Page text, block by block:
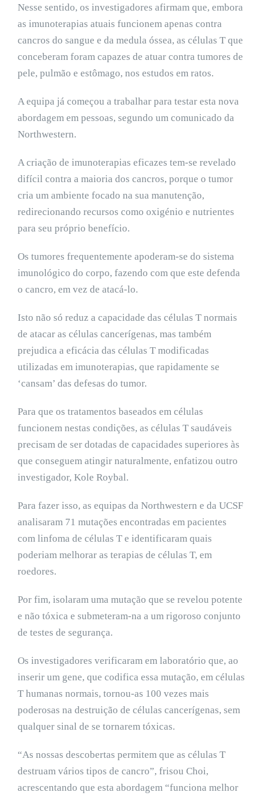
Nesse sentido, os investigadores afirmam que, embora
as imunoterapias atuais funcionem apenas contra
cancros do sangue e da medula óssea, as células T que
conceberam foram capazes de atuar contra tumores de
pele, pulmão e estômago, nos estudos em ratos.
A equipa já começou a trabalhar para testar esta nova
abordagem em pessoas, segundo um comunicado da
Northwestern.
A criação de imunoterapias eficazes tem-se revelado
difícil contra a maioria dos cancros, porque o tumor
cria um ambiente focado na sua manutenção,
redirecionando recursos como oxigénio e nutrientes
para seu próprio benefício.
Os tumores frequentemente apoderam-se do sistema
imunológico do corpo, fazendo com que este defenda
o cancro, em vez de atacá-lo.
Isto não só reduz a capacidade das células T normais
de atacar as células cancerígenas, mas também
prejudica a eficácia das células T modificadas
utilizadas em imunoterapias, que rapidamente se
‘cansam’ das defesas do tumor.
Para que os tratamentos baseados em células
funcionem nestas condições, as células T saudáveis
precisam de ser dotadas de capacidades superiores às
que conseguem atingir naturalmente, enfatizou outro
investigador, Kole Roybal.
Para fazer isso, as equipas da Northwestern e da UCSF
analisaram 71 mutações encontradas em pacientes
com linfoma de células T e identificaram quais
poderiam melhorar as terapias de células T, em
roedores.
Por fim, isolaram uma mutação que se revelou potente
e não tóxica e submeteram-na a um rigoroso conjunto
de testes de segurança.
Os investigadores verificaram em laboratório que, ao
inserir um gene, que codifica essa mutação, em células
T humanas normais, tornou-as 100 vezes mais
poderosas na destruição de células cancerígenas, sem
qualquer sinal de se tornarem tóxicas.
“As nossas descobertas permitem que as células T
destruam vários tipos de cancro”, frisou Choi,
acrescentando que esta abordagem “funciona melhor